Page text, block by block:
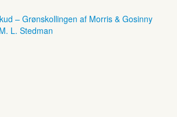
– Grønskollingen af Morris & Gosinny
L. Stedman